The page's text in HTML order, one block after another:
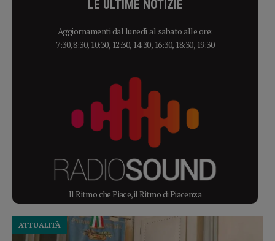
LE ULTIME NOTIZIE
Aggiornamenti dal lunedì al sabato alle ore:
7:30, 8:30, 10:30, 12:30, 14:30, 16:30, 18:30, 19:30
Il Ritmo che Piace, il Ritmo di Piacenza
ATTUALITÀ